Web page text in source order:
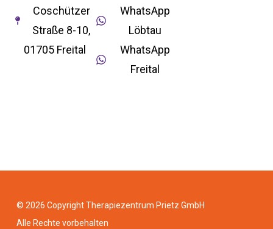
Coschützer
Straße 8-10,
01705 Freital
WhatsApp
Löbtau
WhatsApp
Freital
© 2026 Copyright Therapiezentrum Prietz GmbH
Alle Rechte vorbehalten